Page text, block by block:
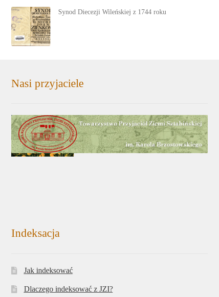
Synod Diecezji Wileńskiej z 1744 roku
Nasi przyjaciele
Indeksacja
Jak indeksować
Dlaczego indeksować z JZI?